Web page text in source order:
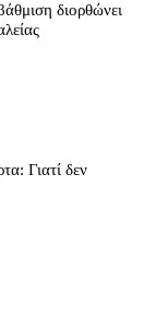
διορθώνει
Γιατί δεν